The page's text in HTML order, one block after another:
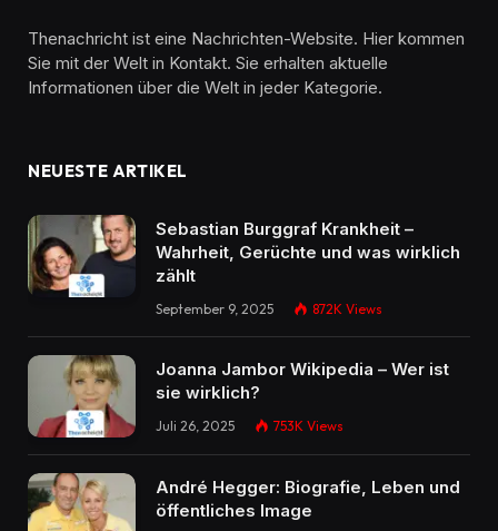
Thenachricht ist eine Nachrichten-Website. Hier kommen
Sie mit der Welt in Kontakt. Sie erhalten aktuelle
Informationen über die Welt in jeder Kategorie.
NEUESTE ARTIKEL
Sebastian Burggraf Krankheit –
Wahrheit, Gerüchte und was wirklich
zählt
September 9, 2025 872K Views
Joanna Jambor Wikipedia – Wer ist
sie wirklich?
Juli 26, 2025 753K Views
André Hegger: Biografie, Leben und
öffentliches Image